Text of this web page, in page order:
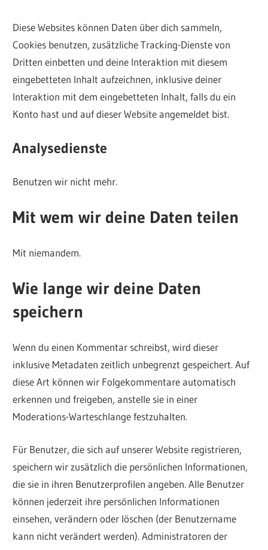
Diese Websites können Daten über dich sammeln,
Cookies benutzen, zusätzliche Tracking-Dienste von
Dritten einbetten und deine Interaktion mit diesem
eingebetteten Inhalt aufzeichnen, inklusive deiner
Interaktion mit dem eingebetteten Inhalt, falls du ein
Konto hast und auf dieser Website angemeldet bist.
Analysedienste
Benutzen wir nicht mehr.
Mit wem wir deine Daten teilen
Mit niemandem.
Wie lange wir deine Daten
speichern
Wenn du einen Kommentar schreibst, wird dieser
inklusive Metadaten zeitlich unbegrenzt gespeichert. Auf
diese Art können wir Folgekommentare automatisch
erkennen und freigeben, anstelle sie in einer
Moderations-Warteschlange festzuhalten.
Für Benutzer, die sich auf unserer Website registrieren,
speichern wir zusätzlich die persönlichen Informationen,
die sie in ihren Benutzerprofilen angeben. Alle Benutzer
können jederzeit ihre persönlichen Informationen
einsehen, verändern oder löschen (der Benutzername
kann nicht verändert werden). Administratoren der